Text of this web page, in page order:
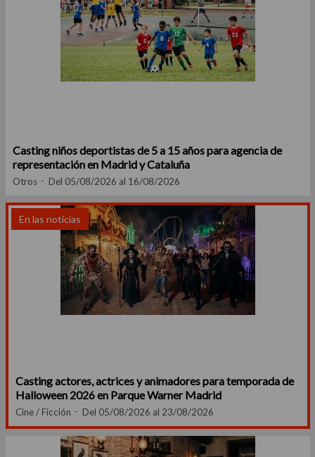
Casting niños deportistas de 5 a 15 años para agencia de
representación en Madrid y Cataluña
Otros Del 05/08/2026 al 16/08/2026
En las noticias
Casting actores, actrices y animadores para temporada de
Halloween 2026 en Parque Warner Madrid
Cine / Ficción Del 05/08/2026 al 23/08/2026